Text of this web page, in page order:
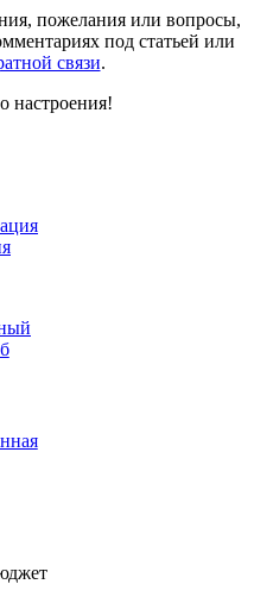
пожелания или вопросы,
под статьей или
связи.
настроения!